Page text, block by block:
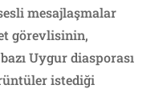
mesajlaşmalar
görevlisinin,
Uygur diasporası
istediği